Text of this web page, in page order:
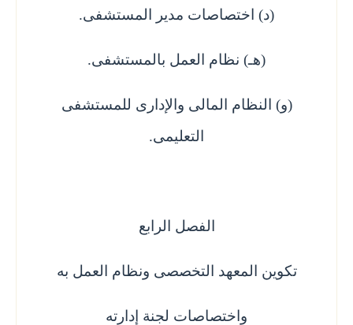
(د) اختصاصات مدير المستشفى.
(هـ) نظام العمل بالمستشفى.
(و) النظام المالى والإدارى للمستشفى
التعليمى.
الفصل الرابع
تكوين المعهد التخصصى ونظام العمل به
واختصاصات لجنة إدارته